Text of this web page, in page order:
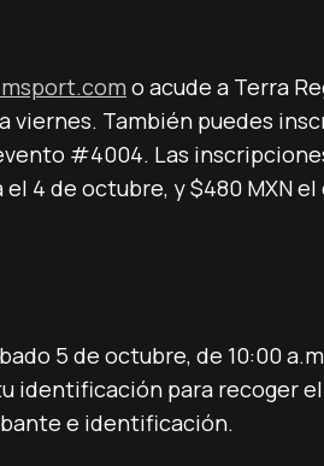
o acude a Terra
viernes. También puedes
#4004. Las
4 de octubre, y $480 MXN
5 de octubre, de 10:00
identificación para recoger
e identificación.